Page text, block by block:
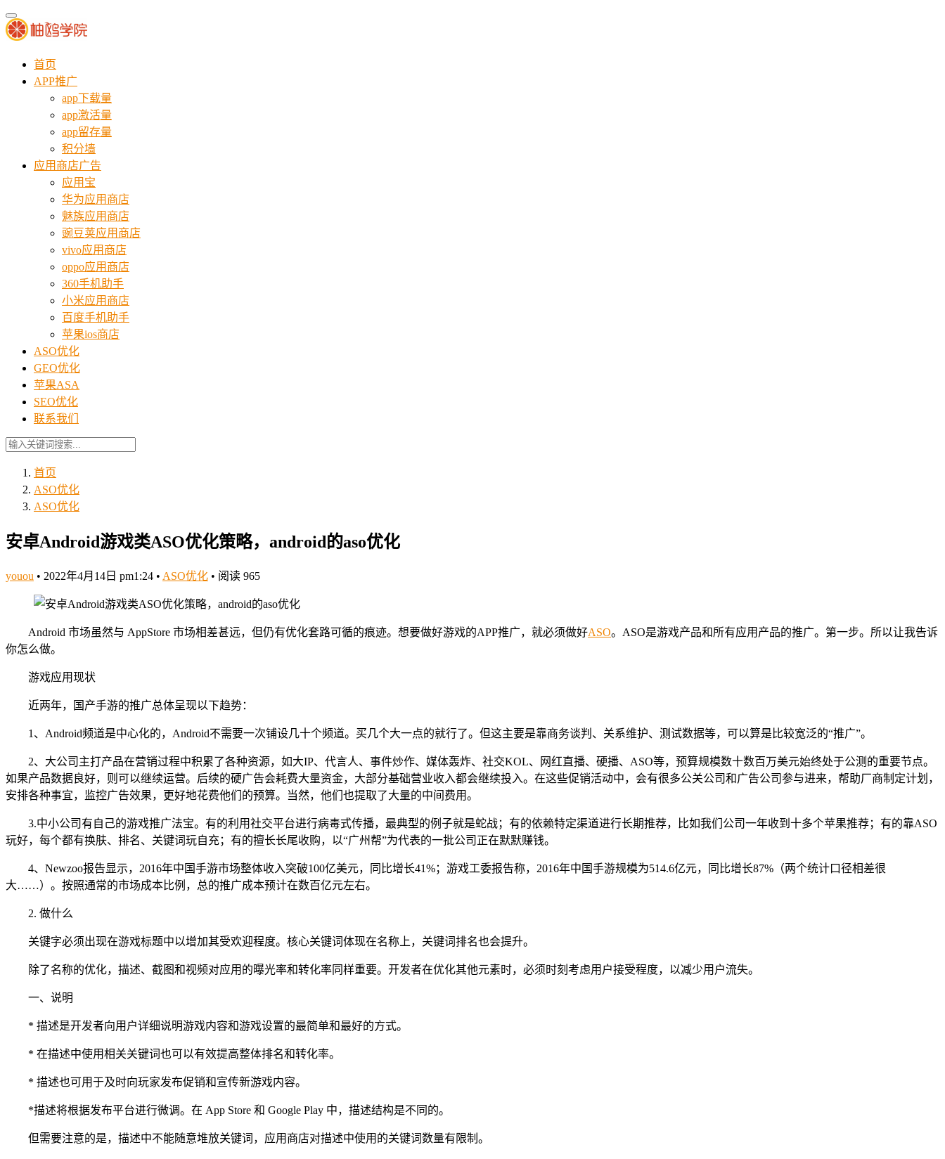
首页
APP推广
app下载量
app激活量
app留存量
积分墙
应用商店广告
应用宝
华为应用商店
魅族应用商店
豌豆荚应用商店
vivo应用商店
oppo应用商店
360手机助手
小米应用商店
百度手机助手
苹果ios商店
ASO优化
GEO优化
苹果ASA
SEO优化
联系我们
首页
ASO优化
ASO优化
安卓Android游戏类ASO优化策略，android的aso优化
youou • 2022年4月14日 pm1:24 • ASO优化 • 阅读 965
Android 市场虽然与 AppStore 市场相差甚远，但仍有优化套路可循的痕迹。想要做好游戏的APP推广，就必须做好ASO。ASO是游戏产品和所有应用产品的推广。第一步。所以让我告诉
你怎么做。
游戏应用现状
近两年，国产手游的推广总体呈现以下趋势：
1、Android频道是中心化的，Android不需要一次铺设几十个频道。买几个大一点的就行了。但这主要是靠商务谈判、关系维护、测试数据等，可以算是比较宽泛的“推广”。
2、大公司主打产品在营销过程中积累了各种资源，如大IP、代言人、事件炒作、媒体轰炸、社交KOL、网红直播、硬播、ASO等，预算规模数十数百万美元始终处于公测的重要节点。
如果产品数据良好，则可以继续运营。后续的硬广告会耗费大量资金，大部分基础营业收入都会继续投入。在这些促销活动中，会有很多公关公司和广告公司参与进来，帮助厂商制定计划，
安排各种事宜，监控广告效果，更好地花费他们的预算。当然，他们也提取了大量的中间费用。
3.中小公司有自己的游戏推广法宝。有的利用社交平台进行病毒式传播，最典型的例子就是蛇战；有的依赖特定渠道进行长期推荐，比如我们公司一年收到十多个苹果推荐；有的靠ASO
玩好，每个都有换肤、排名、关键词玩自充；有的擅长长尾收购，以“广州帮”为代表的一批公司正在默默赚钱。
4、Newzoo报告显示，2016年中国手游市场整体收入突破100亿美元，同比增长41%；游戏工委报告称，2016年中国手游规模为514.6亿元，同比增长87%（两个统计口径相差很
大……）。按照通常的市场成本比例，总的推广成本预计在数百亿元左右。
2. 做什么
关键字必须出现在游戏标题中以增加其受欢迎程度。核心关键词体现在名称上，关键词排名也会提升。
除了名称的优化，描述、截图和视频对应用的曝光率和转化率同样重要。开发者在优化其他元素时，必须时刻考虑用户接受程度，以减少用户流失。
一、说明
* 描述是开发者向用户详细说明游戏内容和游戏设置的最简单和最好的方式。
* 在描述中使用相关关键词也可以有效提高整体排名和转化率。
* 描述也可用于及时向玩家发布促销和宣传新游戏内容。
*描述将根据发布平台进行微调。在 App Store 和 Google Play 中，描述结构是不同的。
但需要注意的是，描述中不能随意堆放关键词，应用商店对描述中使用的关键词数量有限制。